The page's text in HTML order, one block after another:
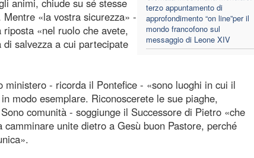
terzo appuntamento di
approfondimento “on line”per il
mondo francofono sul
messaggio di Leone XIV
animi, chiude su sé stesse
«la vostra sicurezza» -
«nel ruolo che avete,
salvezza a cui partecipate
- ricorda il Pontefice - «sono luoghi in cui il
modo esemplare. Riconoscerete le sue piaghe,
comunità - soggiunge il Successore di Pietro «che
unite dietro a Gesù buon Pastore, perché